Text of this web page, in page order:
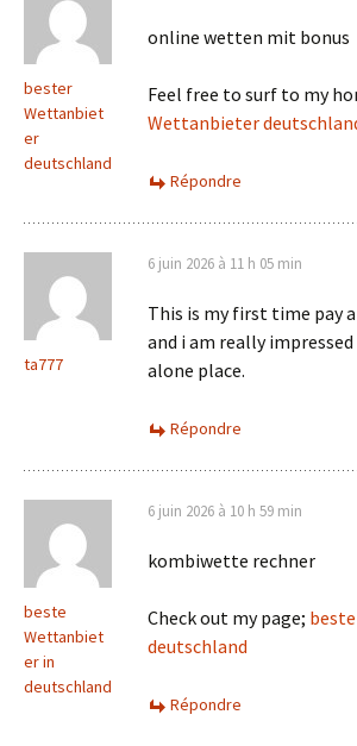
bester
Wettanbiet
er
deutschland
online wetten mit bonus
Feel free to surf to my
Wettanbieter
Répondre
ta777
6 juin 2026 à 11 h 05 min
This is my first time pay
and i am really
alone place.
Répondre
beste
Wettanbiet
er in
deutschland
6 juin 2026 à 10 h 59 min
kombiwette rechner
Check out my page;
deutschland
Répondre